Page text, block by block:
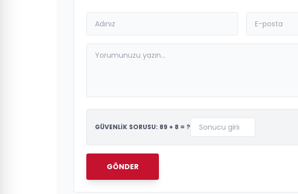
GÜVENLİK SORUSU: 89 + 8 = ?
GÖNDER